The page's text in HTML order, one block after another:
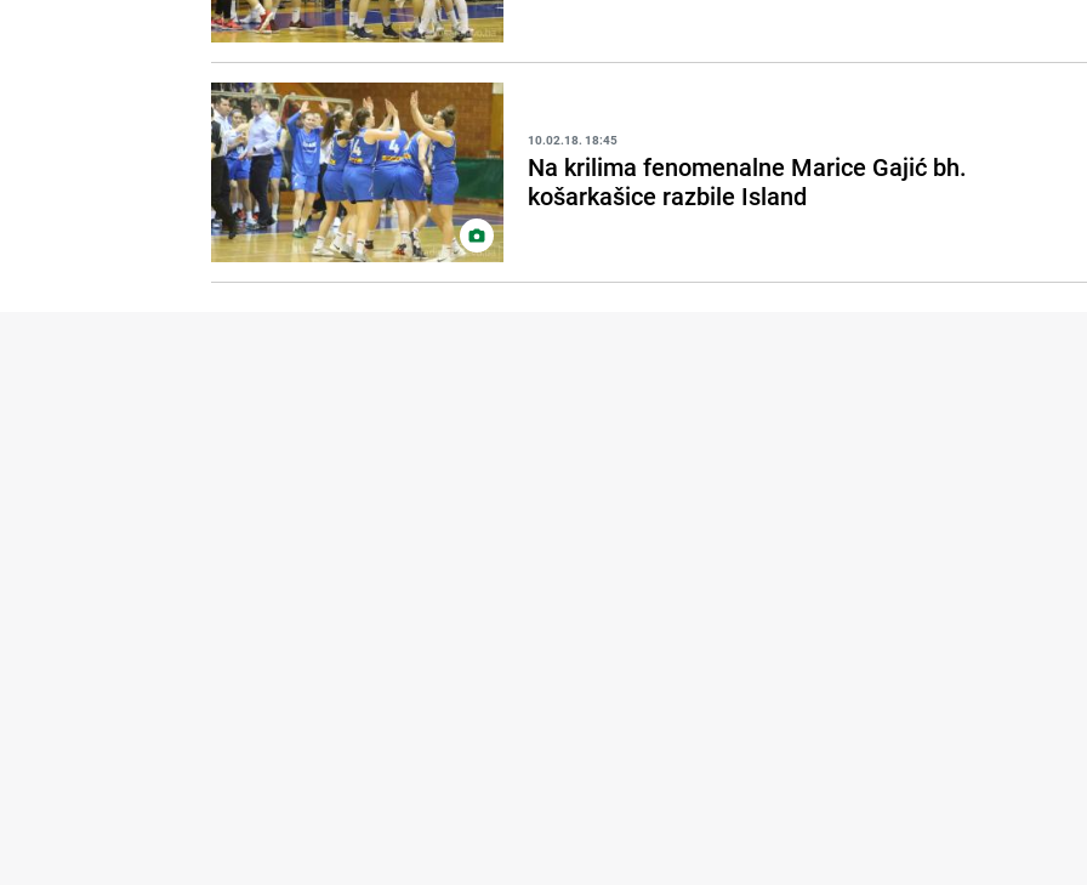
10.02.18. 18:45
Na krilima fenomenalne Marice Gajić bh.
košarkašice razbile Island